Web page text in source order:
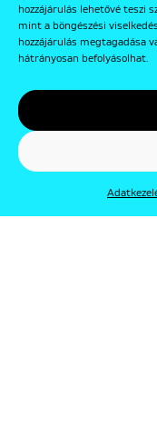
hozzájárulás lehetővé teszi
mint a böngészési
hozzájárulás megtagadása
hátrányosan befolyásolhat.